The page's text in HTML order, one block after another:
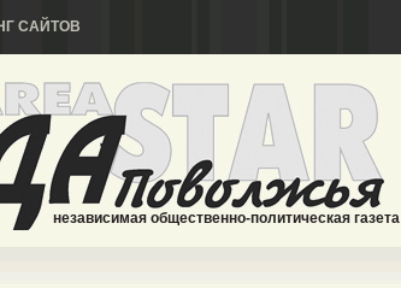
САЙТОВ
независимая общественно-политическая газета